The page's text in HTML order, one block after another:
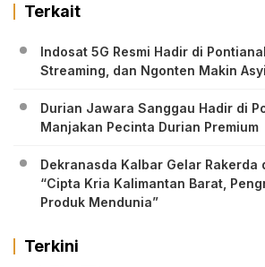
Terkait
Indosat 5G Resmi Hadir di
Streaming, dan Ngonten Makin
Durian Jawara Sanggau Hadir di
Manjakan Pecinta Durian Premium
Dekranasda Kalbar Gelar Rakerda
“Cipta Kria Kalimantan Barat,
Produk Mendunia”
Terkini